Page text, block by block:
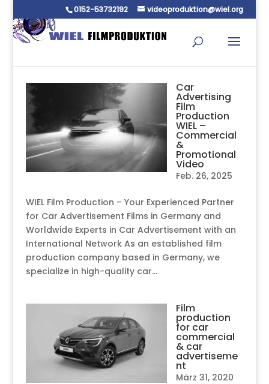
0152-53732192 videoproduktion@wiel.org
Car
Advertising
Film
Production
WIEL –
Commercial
&
Promotional
Video
Feb. 26, 2025
WIEL Film Production – Your Experienced Partner
for Car Advertisement Films in Germany and
Worldwide Experts in Car Advertisement with an
International Network As an established film
production company based in Germany, we
specialize in high-quality car...
Film
production
for car
commercial
& car
advertiseme
nt
März 31, 2020